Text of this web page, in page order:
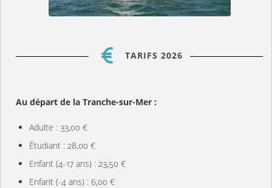
TARIFS 2026
Au départ de la Tranche-sur-Mer :
Adulte : 33,00 €
Étudiant : 28,00 €
Enfant (4-17 ans) : 23,50 €
Enfant (-4 ans) : 6,00 €